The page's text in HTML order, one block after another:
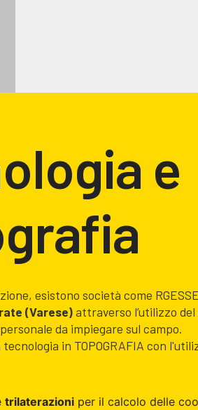
e
esistono società come
(Varese)attraverso l’utilizzo del
da impiegare sul campo.
tecnologia in TOPOGRAFIA con
trilaterazioni per il calcolo delle